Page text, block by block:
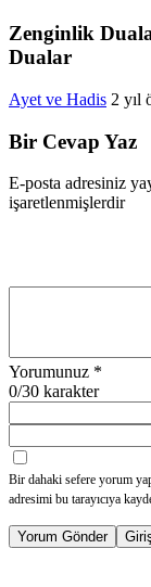
Zenginlik
Dualar
Ayet ve Hadis 2 yıl
Bir Cevap Yaz
E-posta adresiniz
işaretlenmişlerdir
Yorumunuz *
0/30 karakter
Bir dahaki sefere yorum
adresimi bu tarayıcıya
Yorum Gönder